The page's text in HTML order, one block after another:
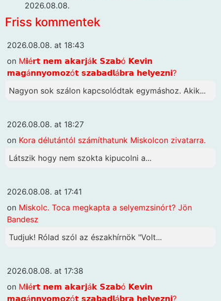
2026.08.08.
Friss kommentek
2026.08.08. at 18:43
on M𝗶é𝗿𝘁 𝗻𝗲𝗺 𝗮𝗸𝗮𝗿𝗷á𝗸 𝗦𝘇𝗮𝗯ó 𝗞𝗲𝘃𝗶𝗻
𝗺𝗮𝗴á𝗻𝗻𝘆𝗼𝗺𝗼𝘇ó𝘁 𝘀𝘇𝗮𝗯𝗮𝗱𝗹á𝗯𝗿𝗮 𝗵𝗲𝗹𝘆𝗲𝘇𝗻𝗶?
Nagyon sok szálon kapcsolódtak egymáshoz. Akik...
2026.08.08. at 18:27
on Kora délutántól számíthatunk Miskolcon zivatarra.
Látszik hogy nem szokta kipucolni a...
2026.08.08. at 17:41
on Miskolc. Toca megkapta a selyemzsinórt? Jön
Bandesz
Tudjuk! Rólad szól az északhírnök "Volt...
2026.08.08. at 17:38
on M𝗶é𝗿𝘁 𝗻𝗲𝗺 𝗮𝗸𝗮𝗿𝗷á𝗸 𝗦𝘇𝗮𝗯ó 𝗞𝗲𝘃𝗶𝗻
𝗺𝗮𝗴á𝗻𝗻𝘆𝗼𝗺𝗼𝘇ó𝘁 𝘀𝘇𝗮𝗯𝗮𝗱𝗹á𝗯𝗿𝗮 𝗵𝗲𝗹𝘆𝗲𝘇𝗻𝗶?